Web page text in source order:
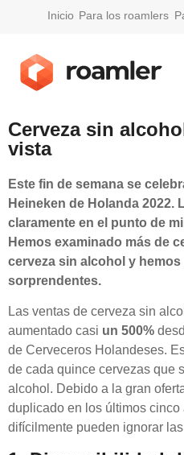
Inicio Para los roamlers
Cerveza sin
vista
Este fin de semana se
Heineken de Holanda 2022.
claramente en el punto de
Hemos examinado más de
cerveza sin alcohol y
sorprendentes.
Las ventas de cerveza sin
aumentado casi un 500%
de Cerveceros Holandeses.
de cada quince cervezas que
alcohol. Debido a la gran
duplicado en los últimos
difícilmente pueden ignorar